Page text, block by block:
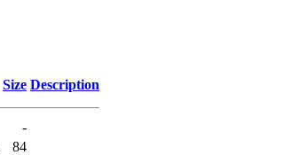
Size Description
-
84